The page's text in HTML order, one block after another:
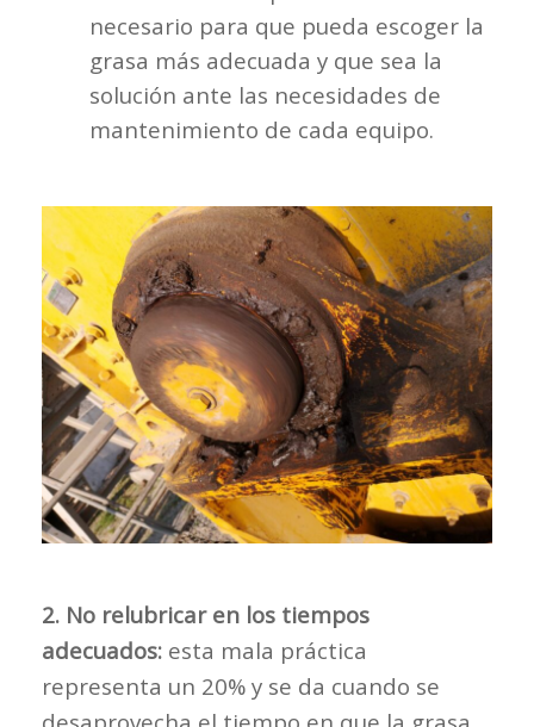
necesario para que pueda escoger la
grasa más adecuada y que sea la
solución ante las necesidades de
mantenimiento de cada equipo.
2. No relubricar en los tiempos
adecuados: esta mala práctica
representa un 20% y se da cuando se